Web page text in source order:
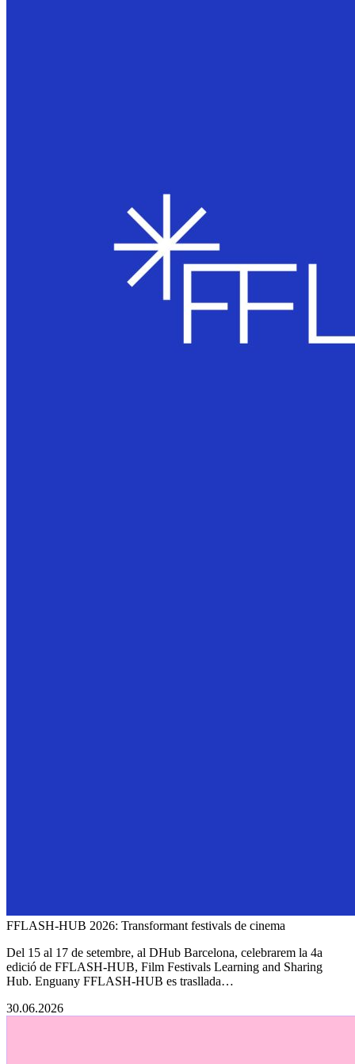
FFLASH-HUB 2026: Transformant festivals de cinema
Del 15 al 17 de setembre, al DHub Barcelona, celebrarem la 4a
edició de FFLASH-HUB, Film Festivals Learning and Sharing
Hub. Enguany FFLASH-HUB es trasllada…
30.06.2026